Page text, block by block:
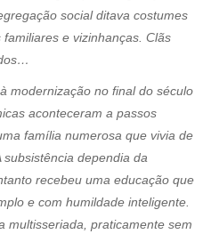
social ditava costumes
e vizinhanças. Clãs
modernização no final do século
aconteceram a passos
família numerosa que vivia de
dependia da
recebeu uma educação que
e com humildade inteligente.
multisseriada, praticamente sem